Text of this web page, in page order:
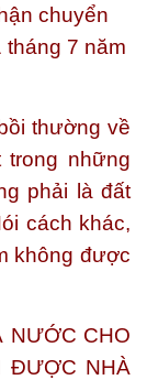
chuyển
7 năm
thường về
những
phải là đất
cách khác,
không được
NƯỚC CHO
ĐƯỢC NHÀ